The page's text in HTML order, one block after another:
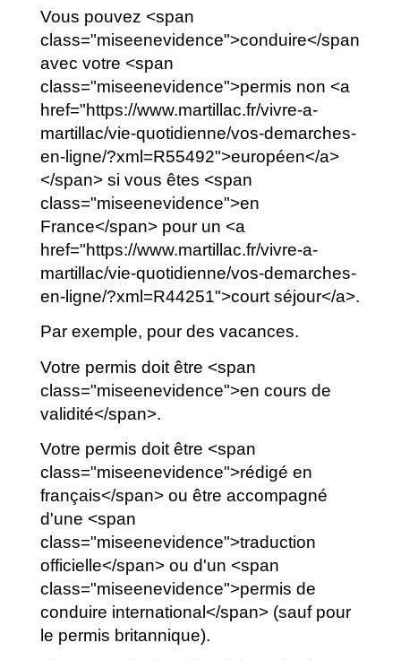
Vous pouvez <span
class="miseenevidence">conduire</span>
avec votre <span
class="miseenevidence">permis non <a
href="https://www.martillac.fr/vivre-a-
martillac/vie-quotidienne/vos-demarches-
en-ligne/?xml=R55492">européen</a>
</span> si vous êtes <span
class="miseenevidence">en
France</span> pour un <a
href="https://www.martillac.fr/vivre-a-
martillac/vie-quotidienne/vos-demarches-
en-ligne/?xml=R44251">court séjour</a>.
Par exemple, pour des vacances.
Votre permis doit être <span
class="miseenevidence">en cours de
validité</span>.
Votre permis doit être <span
class="miseenevidence">rédigé en
français</span> ou être accompagné
d'une <span
class="miseenevidence">traduction
officielle</span> ou d'un <span
class="miseenevidence">permis de
conduire international</span> (sauf pour
le permis britannique).